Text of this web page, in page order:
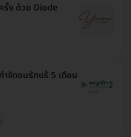
รั้ง ด้วย Diode
ำจัดขนรักแร้ 5 เดือน